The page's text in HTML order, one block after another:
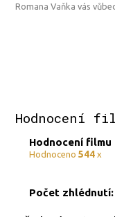
Romana Vaňka vás
Hodnocení
Hodnocení filmu
Hodnoceno544x
Počet zhlédnutí: